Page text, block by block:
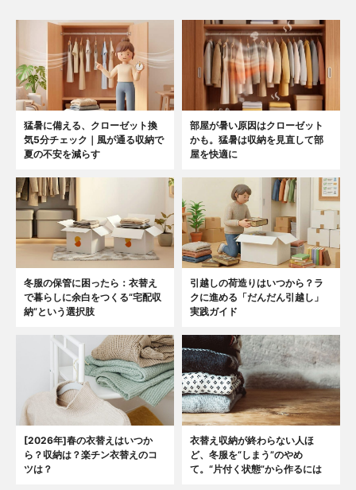
猛暑に備える、クローゼット換
気5分チェック｜風が通る収納で
夏の不安を減らす
部屋が暑い原因はクローゼット
かも。猛暑は収納を見直して部
屋を快適に
冬服の保管に困ったら：衣替え
で暮らしに余白をつくる“宅配収
納”という選択肢
引越しの荷造りはいつから？ラ
クに進める「だんだん引越し」
実践ガイド
[2026年]春の衣替えはいつか
ら？収納は？楽チン衣替えのコ
ツは？
衣替え収納が終わらない人ほ
ど、冬服を“しまう”のやめ
て。“片付く状態”から作るには